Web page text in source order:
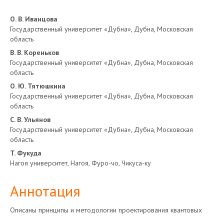
Основное
содержимое
статьи
О. В. Иванцова
Государственный университет «Дубна», Дубна, Московская
область
В. В. Кореньков
Государственный университет «Дубна», Дубна, Московская
область
О. Ю. Тятюшкина
Государственный университет «Дубна», Дубна, Московская
область
С. В. Ульянов
Государственный университет «Дубна», Дубна, Московская
область
T. Фукуда
Нагоя университет, Нагоя, Фуро-чо, Чикуса-ку
Аннотация
Описаны принципы и методологии проектирования квантовых